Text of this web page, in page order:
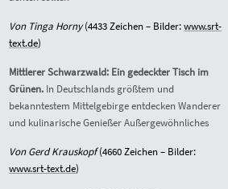
Von Tinga Horny (4433Zeichen – Bilder:www.srt-
text.de)
Mittlerer Schwarzwald: Ein gedeckter Tisch im
Grünen. In Deutschlands größtem und
bekanntestem Mittelgebirge entdecken Wanderer
und kulinarische Genießer Außergewöhnliches
Von Gerd Krauskopf(4660Zeichen – Bilder:
www.srt-text.de)